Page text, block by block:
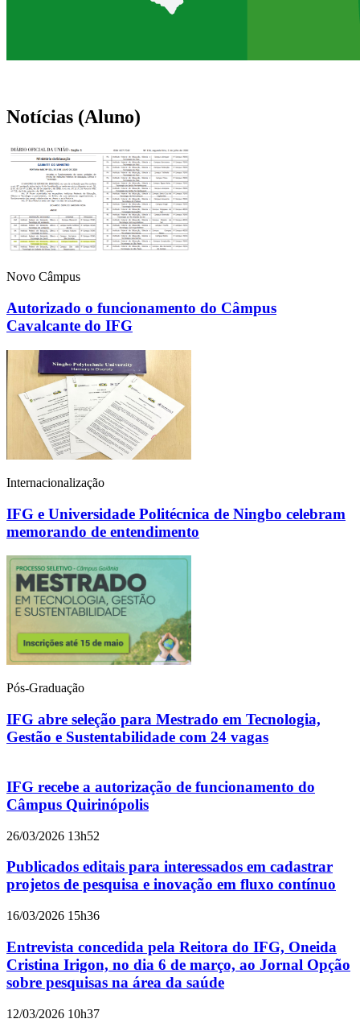
Notícias (Aluno)
Novo Câmpus
Autorizado o funcionamento do Câmpus
Cavalcante do IFG
Internacionalização
IFG e Universidade Politécnica de Ningbo celebram
memorando de entendimento
Pós-Graduação
IFG abre seleção para Mestrado em Tecnologia,
Gestão e Sustentabilidade com 24 vagas
IFG recebe a autorização de funcionamento do
Câmpus Quirinópolis
26/03/2026 13h52
Publicados editais para interessados em cadastrar
projetos de pesquisa e inovação em fluxo contínuo
16/03/2026 15h36
Entrevista concedida pela Reitora do IFG, Oneida
Cristina Irigon, no dia 6 de março, ao Jornal Opção
sobre pesquisas na área da saúde
12/03/2026 10h37